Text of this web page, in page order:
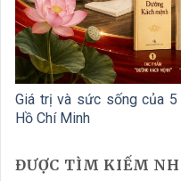
Giá trị và sức sống của
Hồ Chí Minh
ĐƯỢC TÌM KIẾM